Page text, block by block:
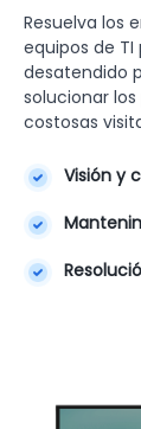
Resuelva los
equipos de
desatendido
solucionar
costosas
Visión y